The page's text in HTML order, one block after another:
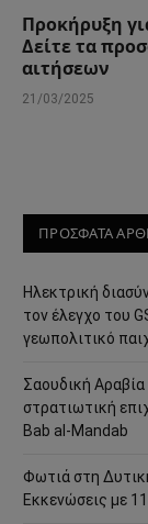
Προκήρυξη
Δείτε τα
αιτήσεων
21/03/2025
ΠΡΟΣΦΑΤΑ
Ηλεκτρική
τον έλεγχο του
γεωπολιτικό
Σαουδική
στρατιωτική
Bab al-Mandab
Φωτιά στη
Εκκενώσεις με